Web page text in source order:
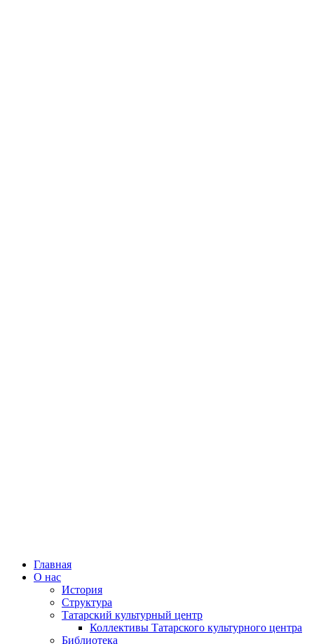
Главная
О нас
История
Структура
Татарский культурный центр
Коллективы Татарского культурного центра
Библиотека